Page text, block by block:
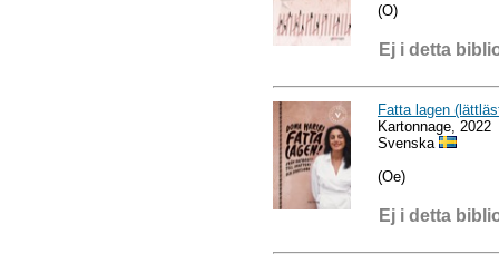
(O)
Ej i detta
Fatta lagen
Kartonnage, 2022
Svenska
(Oe)
Ej i detta